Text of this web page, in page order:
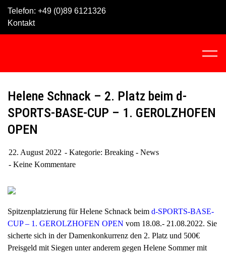
Telefon: +49 (0)89 6121326
Kontakt
C
t
e
n
v
Helene Schnack – 2. Platz beim d-
SPORTS-BASE-CUP – 1. GEROLZHOFEN
OPEN
22. August 2022 Kategorie: Breaking - News
Keine Kommentare
Spitzenplatzierung für Helene Schnack beim d-SPORTS-BASE-
CUP – 1. GEROLZHOFEN OPEN vom 18.08.- 21.08.2022. Sie
sicherte sich in der Damenkonkurrenz den 2. Platz und 500€
Preisgeld mit Siegen unter anderem gegen Helene Sommer mit